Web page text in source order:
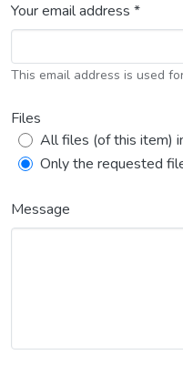
Your email address *
This email address is used
Files
All files (of this item)
Only the requested
Message